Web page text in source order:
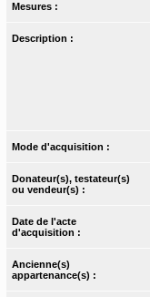
Mesures :
Description :
Mode d'acquisition :
Donateur(s), testateur(s)
ou vendeur(s) :
Date de l'acte
d'acquisition :
Ancienne(s)
appartenance(s) :